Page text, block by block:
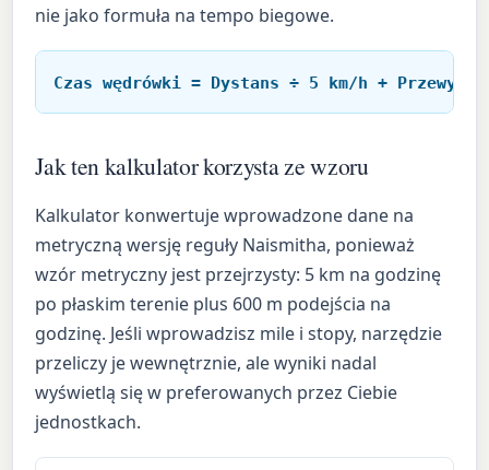
nie jako formuła na tempo biegowe.
Czas wędrówki = Dystans ÷ 5 km/h +
Jak ten kalkulator korzysta ze wzoru
Kalkulator konwertuje wprowadzone dane na
metryczną wersję reguły Naismitha, ponieważ
wzór metryczny jest przejrzysty: 5 km na godzinę
po płaskim terenie plus 600 m podejścia na
godzinę. Jeśli wprowadzisz mile i stopy, narzędzie
przeliczy je wewnętrznie, ale wyniki nadal
wyświetlą się w preferowanych przez Ciebie
jednostkach.